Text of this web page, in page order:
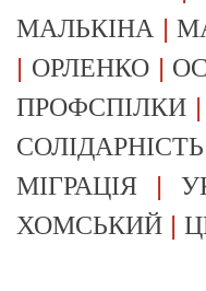
МАЛЬКІНА |
| ОРЛЕНКО|
ПРОФСПІЛКИ
СОЛІДАРНІСТЬ
МІГРАЦІЯ |
ХОМСЬКИЙ |